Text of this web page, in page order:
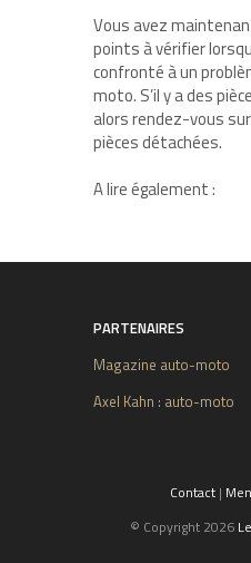
Vous avez
points à vérifier
confronté à un
moto. S’il y a des
alors rendez-vous
pièces détachées.
A lire également :
PARTENAIRES
Magazine auto-moto
Axel Kahn : auto-moto
Contact|
© Copyright 2026